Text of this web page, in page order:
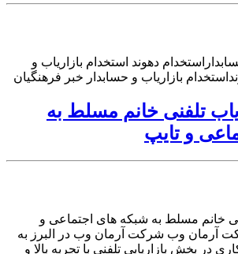
دهوند استخدام بازاریاب و
بازاریاب و حسابدار خبر فرهنگیان
تلفنی خانم مسلط به
و تایپ
خانم مسلط به شبکه های اجتماعی و
آرمان وب شرکت آرمان وب در البرز به
در بخش بازاریابی تلفنی با تجربه بالا و